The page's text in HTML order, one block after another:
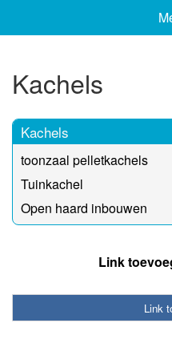
Kachels
Kachels
toonzaal pelletkachels
Tuinkachel
Open haard inbouwen
Link
Link